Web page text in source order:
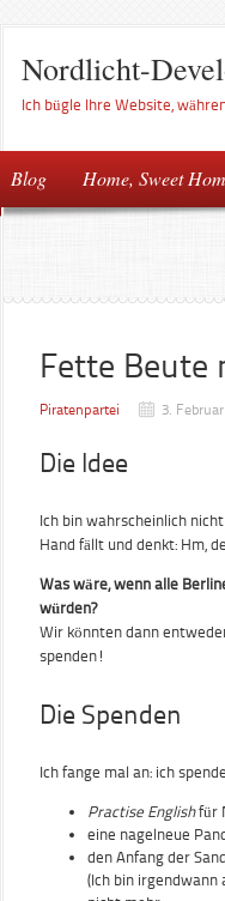
Nordlicht-
Ich bügle Ihre Website,
Blog Home, Sweet
Fette Beute
Piratenpartei 3.
Die Idee
Ich bin wahrscheinlich
Hand fällt und denkt: Hm,
Was wäre, wenn alle
würden?
Wir könnten dann
spenden!
Die Spenden
Ich fange mal an: ich
Practise Englishfür
eine nagelneue
den Anfang der
(Ich bin irgendwann